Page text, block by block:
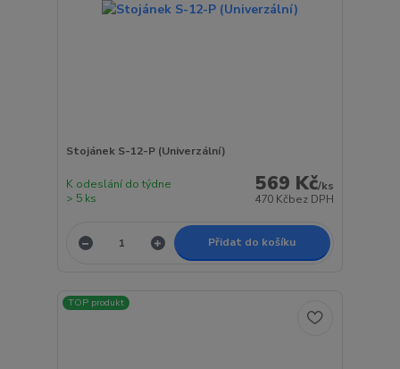
Stojánek S-12-P (Univerzální)
569 Kč/ks
470 Kčbez DPH
K odeslání do týdne
> 5 ks
Přidat do košíku
TOP produkt